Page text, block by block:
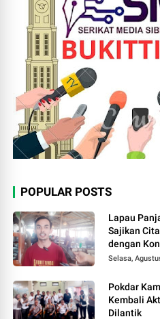
POPULAR POSTS
Lapau
Sajikan
dengan
Selasa,
Pokdar
Kembali
Dilantik